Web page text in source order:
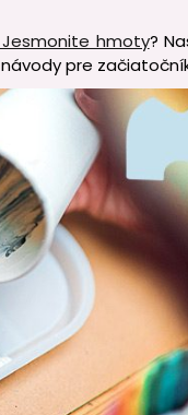
hmoty?
pre